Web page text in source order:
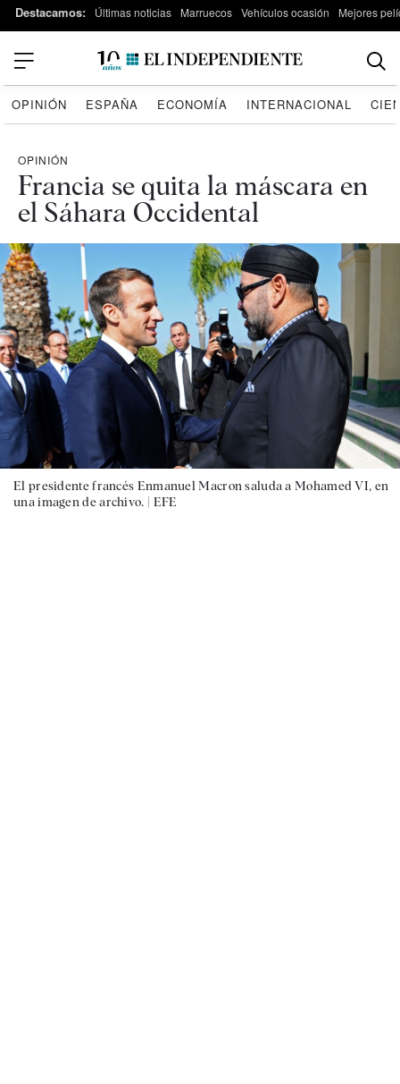
Destacamos: Últimas noticias Marruecos Vehículos ocasión Mejores
OPINIÓN ESPAÑA ECONOMÍA INTERNACIONAL
OPINIÓN
Francia se quita la máscara en
el Sáhara Occidental
El presidente francés Enmanuel Macron saluda a Mohamed VI, en
una imagen de archivo. | EFE